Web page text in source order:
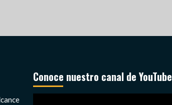
Conoce nuestro canal de YouTube